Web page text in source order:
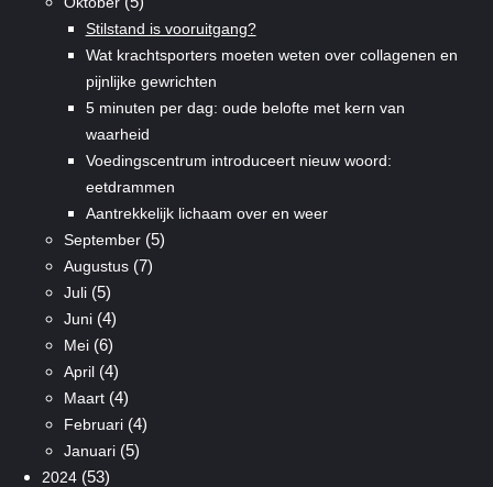
Stilstand is vooruitgang?
Wat krachtsporters moeten weten over collagenen en
pijnlijke gewrichten
5 minuten per dag: oude belofte met kern van
waarheid
Voedingscentrum introduceert nieuw woord:
eetdrammen
Aantrekkelijk lichaam over en weer
September(5)
Augustus(7)
Juli(5)
Juni(4)
Mei(6)
April(4)
Maart(4)
Februari(4)
Januari(5)
2024(53)